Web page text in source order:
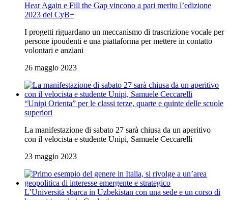
Hear Again e Fill the Gap vincono a pari merito l’edizione
2023 del CyB+
I progetti riguardano un meccanismo di trascrizione vocale per
persone ipoudenti e una piattaforma per mettere in contatto
volontari e anziani
26 maggio 2023
“Unipi Orienta” per le classi terze, quarte e quinte delle scuole
superiori
La manifestazione di sabato 27 sarà chiusa da un aperitivo
con il velocista e studente Unipi, Samuele Ceccarelli
23 maggio 2023
L’Università sbarca in Uzbekistan con una sede e un corso di